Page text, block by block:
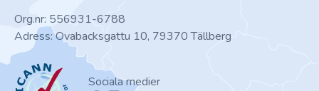
Org.nr: 556931-6788
Adress: Ovabacksgattu 10, 79370 Tällberg
ICANN
Sociala medier